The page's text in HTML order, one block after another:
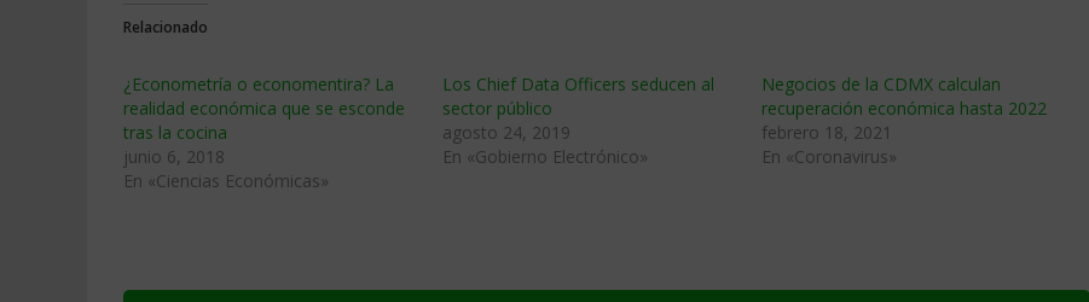
Relacionado
¿Econometría o economentira? La
realidad económica que se esconde
tras la cocina
junio 6, 2018
En «Ciencias Económicas»
Los Chief Data Officers seducen al
sector público
agosto 24, 2019
En «Gobierno Electrónico»
Negocios de la CDMX calculan
recuperación económica hasta 2022
febrero 18, 2021
En «Coronavirus»